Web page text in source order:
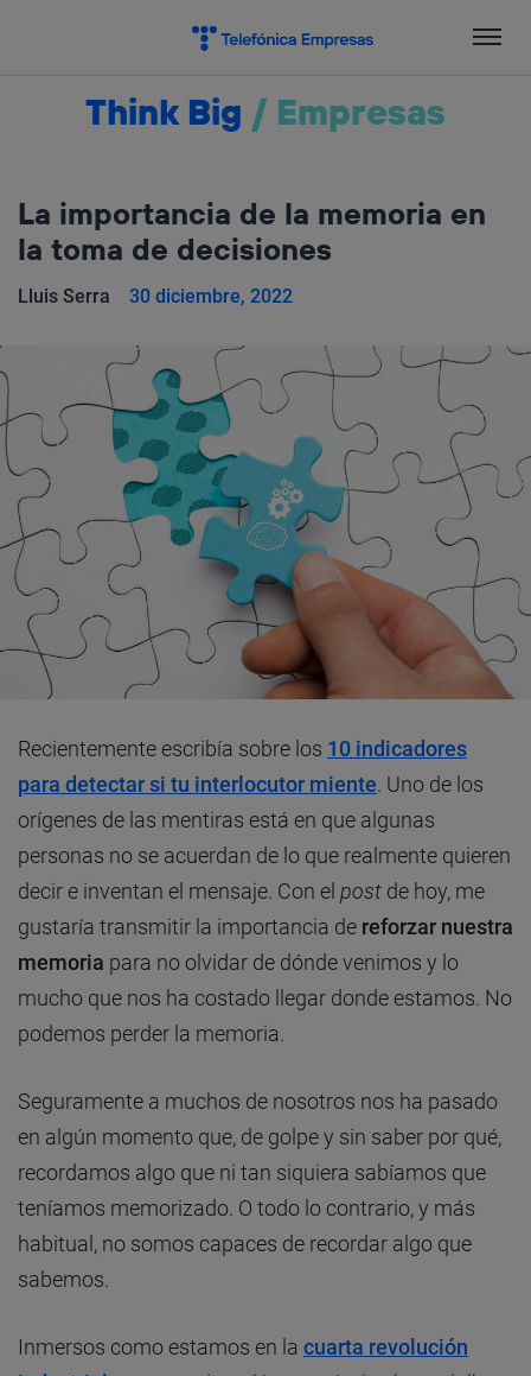
Think Big / Empresas
La importancia de la memoria en
la toma de decisiones
Lluis Serra 30 diciembre, 2022
Recientemente escribía sobre los 10 indicadores
para detectar si tu interlocutor miente. Uno de los
orígenes de las mentiras está en que algunas
personas no se acuerdan de lo que realmente quieren
decir e inventan el mensaje. Con el post de hoy, me
gustaría transmitir la importancia de reforzar nuestra
memoria para no olvidar de dónde venimos y lo
mucho que nos ha costado llegar donde estamos. No
podemos perder la memoria.
Seguramente a muchos de nosotros nos ha pasado
en algún momento que, de golpe y sin saber por qué,
recordamos algo que ni tan siquiera sabíamos que
teníamos memorizado. O todo lo contrario, y más
habitual, no somos capaces de recordar algo que
sabemos.
Inmersos como estamos en la cuarta revolución